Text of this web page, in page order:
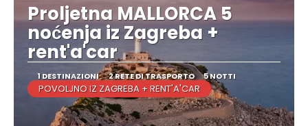
Proljetna MALLORCA 5
noćenja iz Zagreba +
rent'a'car
1 DESTINAZIONI 2 RETE DI TRASPORTO 5 NOTTI
POVOLJNO IZ ZAGREBA + RENT'A'CAR